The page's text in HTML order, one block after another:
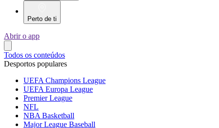
Perto de ti
Abrir o app
Todos os conteúdos
Desportos populares
UEFA Champions League
UEFA Europa League
Premier League
NFL
NBA Basketball
Major League Baseball